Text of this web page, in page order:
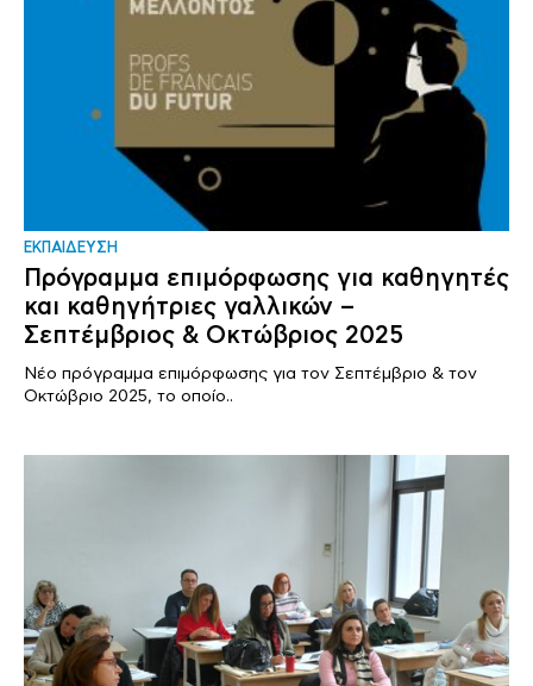
ΕΚΠΑΙΔΕΥΣΗ
Πρόγραμμα επιμόρφωσης για καθηγητές
και καθηγήτριες γαλλικών –
Σεπτέμβριος & Οκτώβριος 2025
Νέο πρόγραμμα επιμόρφωσης για τον Σεπτέμβριο & τον
Οκτώβριο 2025, το οποίο..